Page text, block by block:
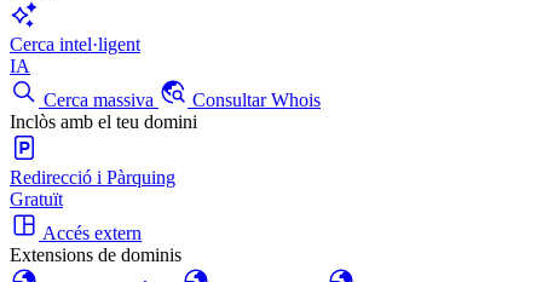
Cerca intel·ligent
IA
Cerca massiva
Consultar Whois
Inclòs amb el teu domini
Redirecció i Pàrquing
Gratuït
Accés extern
Extensions de dominis